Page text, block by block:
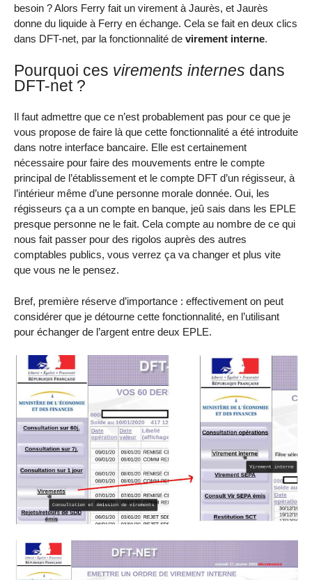
besoin ? Alors Ferry fait un virement à Jaurès, et Jaurès
donne du liquide à Ferry en échange. Cela se fait en deux clics
dans DFT-net, par la fonctionnalité de virement interne.
Pourquoi ces virements internes dans
DFT-net ?
Il faut admettre que ce n’est probablement pas pour ce que je
vous propose de faire là que cette fonctionnalité a été introduite
dans notre interface bancaire. Elle est certainement
nécessaire pour faire des mouvements entre le compte
principal de l’établissement et le compte DFT d’un régisseur, à
l’intérieur même d’une personne morale donnée. Oui, les
régisseurs ça a un compte en banque, jeû sais dans les EPLE
presque personne ne le fait. Cela compte au nombre de ce qui
nous fait passer pour des rigolos auprès des autres
comptables publics, vous verrez ça va changer et plus vite
que vous ne le pensez.
Bref, première réserve d’importance : effectivement on peut
considérer que je détourne cette fonctionnalité, en l’utilisant
pour échanger de l’argent entre deux EPLE.